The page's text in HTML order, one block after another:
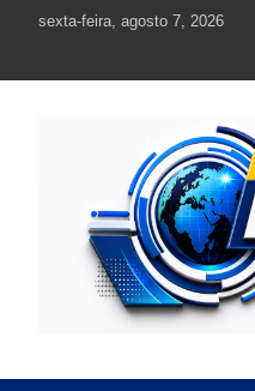
sexta-feira, agosto 7, 2026